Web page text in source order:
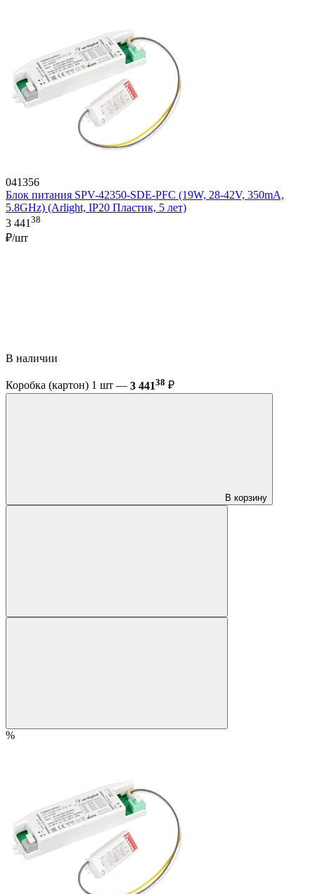
041356
Блок питания SPV-42350-SDE-PFC (19W, 28-42V, 350mA,
5.8GHz) (Arlight, IP20 Пластик, 5 лет)
3 44138
₽/шт
В наличии
Коробка (картон) 1 шт — 3 44138 ₽
В корзину
%